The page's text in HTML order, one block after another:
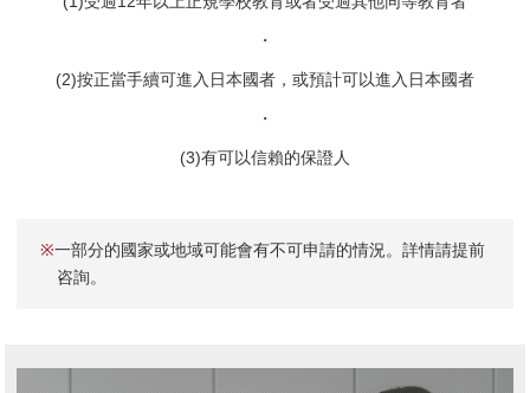
・
(2)按正當手續可進入日本國者，或預計可以進入日本國者
・
(3)有可以信賴的保證人
※一部分的國家或地域可能會有不可申請的情況。詳情請提前
咨詢。